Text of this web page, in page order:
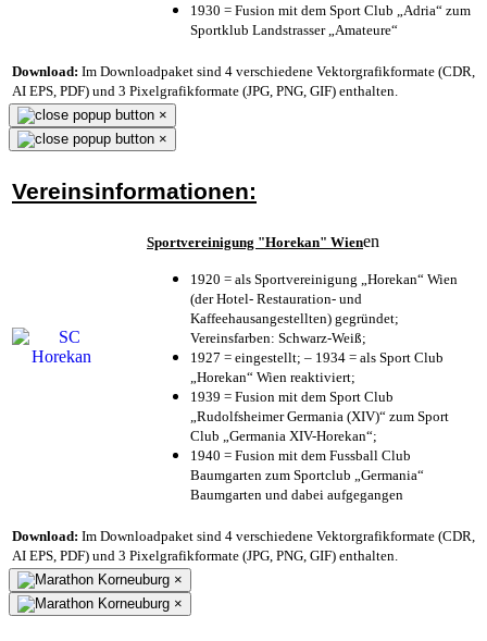
1930 = Fusion mit dem Sport Club „Adria“ zum
Sportklub Landstrasser „Amateure“
Download: Im Downloadpaket sind 4 verschiedene Vektorgrafikformate (CDR,
AI EPS, PDF) und 3 Pixelgrafikformate (JPG, PNG, GIF) enthalten.
×
×
Vereinsinformationen:
Sportvereinigung "Horekan" Wienen
1920 = als Sportvereinigung „Horekan“ Wien
(der Hotel- Restauration- und
Kaffeehausangestellten) gegründet;
Vereinsfarben: Schwarz-Weiß;
1927 = eingestellt; – 1934 = als Sport Club
„Horekan“ Wien reaktiviert;
1939 = Fusion mit dem Sport Club
„Rudolfsheimer Germania (XIV)“ zum Sport
Club „Germania XIV-Horekan“;
1940 = Fusion mit dem Fussball Club
Baumgarten zum Sportclub „Germania“
Baumgarten und dabei aufgegangen
Download: Im Downloadpaket sind 4 verschiedene Vektorgrafikformate (CDR,
AI EPS, PDF) und 3 Pixelgrafikformate (JPG, PNG, GIF) enthalten.
×
×